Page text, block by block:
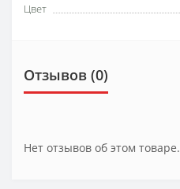
Цвет
Отзывов (0)
Нет отзывов об этом товаре.